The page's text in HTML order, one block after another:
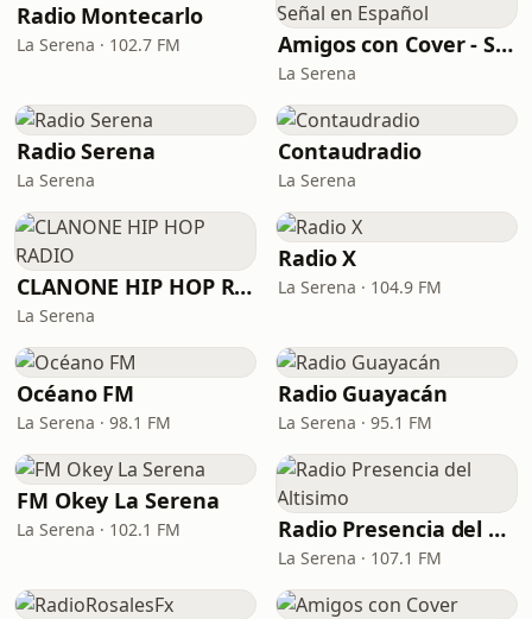
Radio Montecarlo
La Serena · 102.7 FM Amigos con Cover - Señal en Español
La Serena
Radio Serena
La Serena
Contaudradio
La Serena
CLANONE HIP HOP RADIO
La Serena
Radio X
La Serena · 104.9 FM
Océano FM
La Serena · 98.1 FM
Radio Guayacán
La Serena · 95.1 FM
FM Okey La Serena
La Serena · 102.1 FM Radio Presencia del Altisimo
La Serena · 107.1 FM